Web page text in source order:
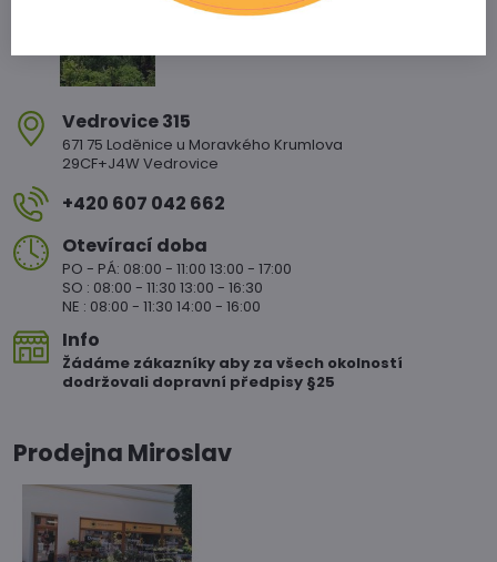
Vedrovice 315
671 75 Loděnice u Moravkého Krumlova
29CF+J4W Vedrovice
+420 607 042 662
Otevírací doba
PO - PÁ: 08:00 - 11:00 13:00 - 17:00
SO : 08:00 - 11:30 13:00 - 16:30
NE : 08:00 - 11:30 14:00 - 16:00
Info
Žádáme zákazníky aby za všech okolností
dodržovali dopravní předpisy §25
Prodejna Miroslav